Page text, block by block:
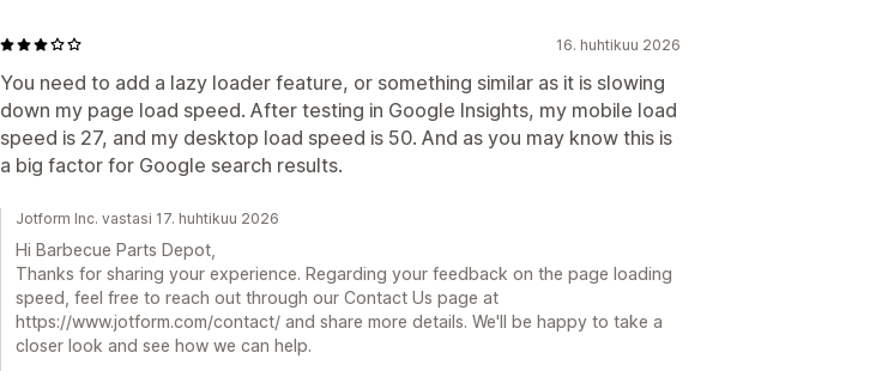
16. huhtikuu 2026
You need to add a lazy loader feature, or something similar as it is slowing
down my page load speed. After testing in Google Insights, my mobile load
speed is 27, and my desktop load speed is 50. And as you may know this is
a big factor for Google search results.
Jotform Inc. vastasi 17. huhtikuu 2026
Hi Barbecue Parts Depot,
Thanks for sharing your experience. Regarding your feedback on the page loading
speed, feel free to reach out through our Contact Us page at
https://www.jotform.com/contact/ and share more details. We'll be happy to take a
closer look and see how we can help.